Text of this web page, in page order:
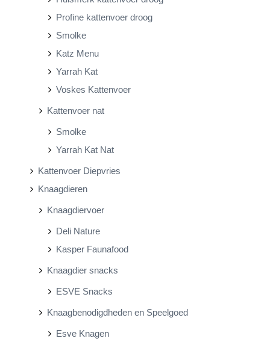
Profine kattenvoer droog
Smolke
Katz Menu
Yarrah Kat
Voskes Kattenvoer
Kattenvoer nat
Smolke
Yarrah Kat Nat
Kattenvoer Diepvries
Knaagdieren
Knaagdiervoer
Deli Nature
Kasper Faunafood
Knaagdier snacks
ESVE Snacks
Knaagbenodigdheden en Speelgoed
Esve Knagen